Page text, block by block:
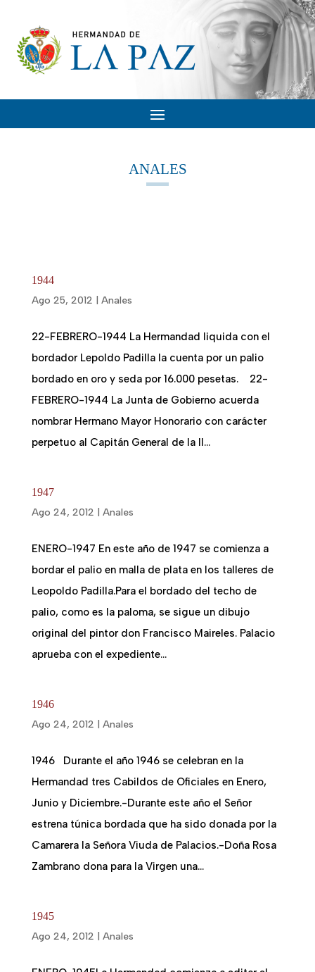
ANALES
1944
Ago 25, 2012
Anales
22-FEBRERO-1944 La Hermandad liquida con el
bordador Lepoldo Padilla la cuenta por un palio
bordado en oro y seda por 16.000 pesetas. 22-
FEBRERO-1944 La Junta de Gobierno acuerda
nombrar Hermano Mayor Honorario con carácter
perpetuo al Capitán General de la II...
1947
Ago 24, 2012
Anales
ENERO-1947 En este año de 1947 se comienza a
bordar el palio en malla de plata en los talleres de
Leopoldo Padilla.Para el bordado del techo de
palio, como es la paloma, se sigue un dibujo
original del pintor don Francisco Maireles. Palacio
aprueba con el expediente...
1946
Ago 24, 2012
Anales
1946 Durante el año 1946 se celebran en la
Hermandad tres Cabildos de Oficiales en Enero,
Junio y Diciembre.-Durante este año el Señor
estrena túnica bordada que ha sido donada por la
Camarera la Señora Viuda de Palacios.-Doña Rosa
Zambrano dona para la Virgen una...
1945
Ago 24, 2012
Anales